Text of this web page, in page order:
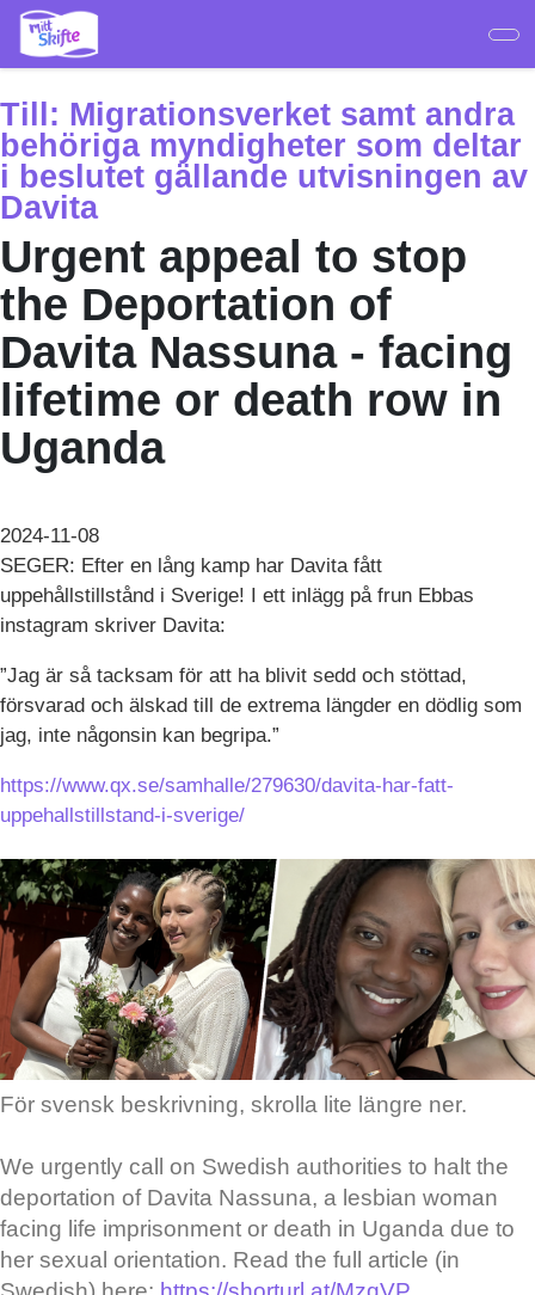
Hoppa
huvudinnehåll
Till: Migrationsverket samt andra
behöriga myndigheter som deltar
i beslutet gällande utvisningen av
Davita
Urgent appeal to stop
the Deportation of
Davita Nassuna - facing
lifetime or death row in
Uganda
2024-11-08
SEGER: Efter en lång kamp har Davita fått
uppehållstillstånd i Sverige! I ett inlägg på frun Ebbas
instagram skriver Davita:
”Jag är så tacksam för att ha blivit sedd och stöttad,
försvarad och älskad till de extrema längder en dödlig som
jag, inte någonsin kan begripa.”
https://www.qx.se/samhalle/279630/davita-har-fatt-
uppehallstillstand-i-sverige/
För svensk beskrivning, skrolla lite längre ner.
We urgently call on Swedish authorities to halt the
deportation of Davita Nassuna, a lesbian woman
facing life imprisonment or death in Uganda due to
her sexual orientation. Read the full article (in